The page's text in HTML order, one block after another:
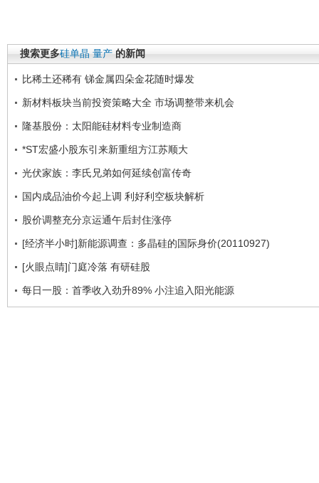
搜索更多硅单晶 量产 的新闻
比稀土还稀有 锑金属四朵金花随时爆发
新材料板块当前投资策略大全 市场调整带来机会
隆基股份：太阳能硅材料专业制造商
*ST宏盛小股东引来新重组方江苏顺大
光伏家族：李氏兄弟如何延续创富传奇
国内成品油价今起上调 利好利空板块解析
股价调整充分京运通午后封住涨停
[经济半小时]新能源调查：多晶硅的国际身价(20110927)
[火眼点睛]门庭冷落 有研硅股
每日一股：首季收入劲升89% 小注追入阳光能源